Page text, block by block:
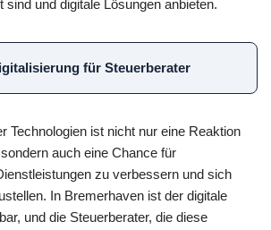
sind und digitale Lösungen anbieten.
für Steuerberater
Technologien ist nicht nur eine Reaktion
auch eine Chance für
zu verbessern und sich
In Bremerhaven ist der digitale
und die Steuerberater, die diese